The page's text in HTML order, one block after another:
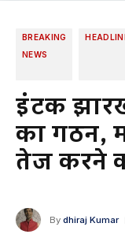
BREAKING
NEWS
इंटक
का गठन,
तेज करने
By dhiraj Kumar